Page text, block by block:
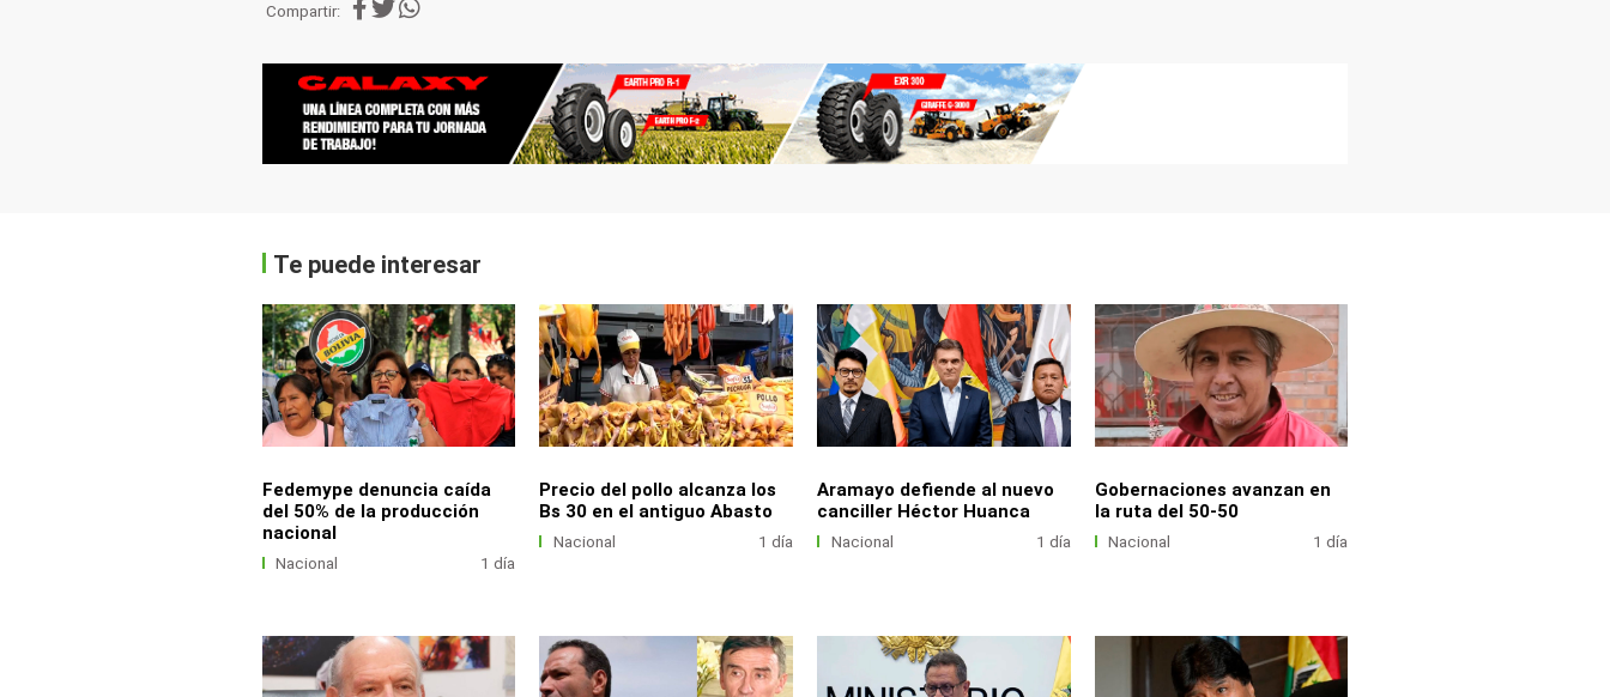
Compartir:
Te puede interesar
Fedemype denuncia caída
del 50% de la producción
nacional
Nacional 1 día
Precio del pollo alcanza los
Bs 30 en el antiguo Abasto
Nacional 1 día
Aramayo defiende al nuevo
canciller Héctor Huanca
Nacional 1 día
Gobernaciones avanzan en
la ruta del 50-50
Nacional 1 día